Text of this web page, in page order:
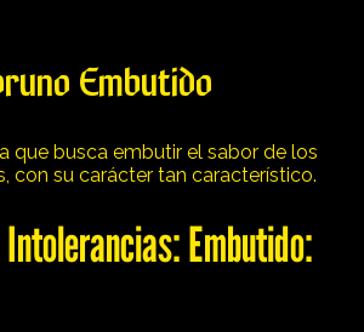
Embutido
que busca embutir el sabor de los
con su carácter tan característico.
Embutido: